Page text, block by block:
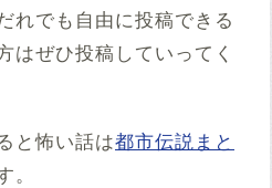
れでも自由に投稿できる
はぜひ投稿していってく
と怖い話は都市伝説まと
。